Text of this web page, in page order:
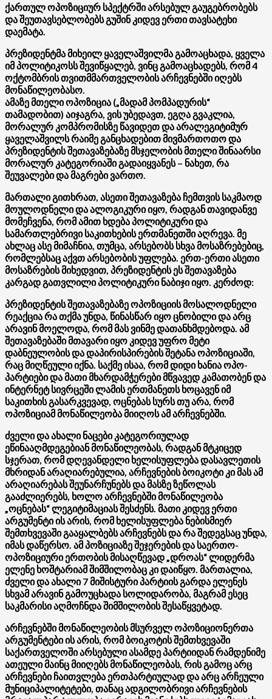
ქართულ ოპოზიციურ სპექტრში არსებულ გაუგებრობებს
და შეუთავსებლობებს გუშინ კიდევ ერთი თავსატეხი
დაემატა.
პრეზიდენტმა მიხეილ ყაველაშვილმა გამოაცხადა, ყველა
იმ პოლიტიკოსს შევიწყალებ, ვინც გამოაცხადებს, რომ 4
ოქტომბრის თვითმმართველობის არჩევნებში იღებს
მონაწილეობასო.
ამაზე მთელი ოპოზიცია („მადამ პომპადურის“
თამადობით) აიჯაგრა, ვის უბედავთ, ეგღა გვაკლია,
მორალურ კომპრომისზე წავიდეთ და არალეგიტიმურ
ყაველაშვილს რაიმე განცხადებით მივმართოთო და
პრეზიდენტის შეთავაზებაზე მსჯელობის მთელი შინაარსი
მორალურ კატეგორიაში გადაიყვანეს – ნახეთ, რა
შეუვალები და მაგრები ვართო.
მართალი გითხრათ, ასეთი შეთავაზება ჩემთვის საკმაოდ
მოულოდნელი და ალოგიკური იყო, რადგან თავიდანვე
მომეჩვენა, რომ ამით ხდება პოლიტიკური და
სამართლებრივი საკითხების ერთმანეთში აღრევა. მე
ახლაც ასე მიმაჩნია, თუმცა, არსებობს სხვა მოსაზრებებიც,
რომლებსაც აქვთ არსებობის უფლება. ერთ-ერთი ასეთი
მოსაზრების მიხედვით, პრეზიდენტის ეს შეთავაზება
კარგად გათვლილი პოლიტიკური ნაბიჯი იყო. კერძოდ:
პრეზიდენტის შეთავაზებაზე ოპოზიციის მოსალოდნელი
რეაქცია რა თქმა უნდა, წინასწარ იყო ცნობილი და არც
არავინ მოელოდა, რომ მას ვინმე დათანხმდებოდა. ამ
შეთავაზებაში მთავარი იყო კიდევ უფრო მეტი
დაბნეულობის და დაპირისპირების შეტანა ოპოზიციაში,
რაც მიღწეული იქნა. საქმე ისაა, რომ დიდი ხანია ოპო-
პარტიები და მათი მხარდამჭერები მწვავედ კამათობენ და
ინტერნეტ სივრცეში ლამის ერთმანეთს ხოცავენ იმ
საკითხის გასარკვევად, ოცნებას სურს თუ არა, რომ
ოპოზიციამ მონაწილეობა მიიღოს ამ არჩევნებში.
ძველი და ახალი ნაცები კატეგორიულად
ეწინააღმდეგებიან მონაწილეობას, რადგან მტკიცედ
სჯერათ, რომ დღევანდელი ხელისუფლება დასავლეთის
მხრიდან არაღიარებულია, არჩევნების ბოიკოტი კი მას ამ
არაღიარებას შეუნარჩუნებს და მასზე ზეწოლას
გააძლიერებს, ხოლო არჩევნებში მონაწილეობა
„ოცნებას“ ლეგიტიმაციას შესძენს. მათი კიდევ ერთი
არგუმენტი ის არის, რომ ხელისუფლება ნებისმიერ
შემთხვევაში გააყალბებს არჩევნებს და რა შედეგსაც უნდა,
იმას დაწერსო. ამ პოზიციაზე შეჯერების და საერთო-
ოპოზიციური ერთობის მისაღწევად „დროას“ ლიდერმა
ელენე ხოშტარიამ შიმშილობაც კი დაიწყო. მართალია,
ძველი და ახალი 7 მიშისტური პარტიის გარდა ელენეს
სხვამ არავინ გამოუცხადა სოლიდარობა, მაგრამ ესეც
საკმარისი აღმოჩნდა შიმშილობის შესაწყვეტად.
არჩევნებში მონაწილეობის მსურველ ოპოზიციონერთა
არგუმენტები ის არის, რომ ბოიკოტის შემთხვევაში
საქართველოში არსებული ასამდე პარტიიდან რამდენიმე
ათეული მაინც მიიღებს მონაწილეობას, რის გამოც არც
არჩევნები ჩაითვლება ერთპარტიულად და არც არჩეული
მუნიციპალიტეტები, თანაც ადგილობრივი არჩევნების